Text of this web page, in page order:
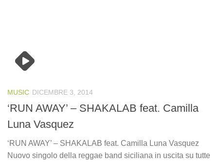
MUSIC DICEMBRE 3, 2014
‘RUN AWAY’ – SHAKALAB feat. Camilla
Luna Vasquez
‘RUN AWAY’ – SHAKALAB feat. Camilla Luna Vasquez
Nuovo singolo della reggae band siciliana in uscita su tutte